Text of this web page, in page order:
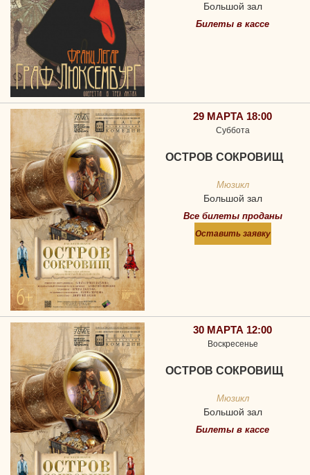
Большой зал
Билеты в кассе
29 МАРТА 18:00
Суббота
ОСТРОВ СОКРОВИЩ
Мюзикл
Большой зал
Все билеты проданы
Оставить заявку
30 МАРТА 12:00
Воскресенье
ОСТРОВ СОКРОВИЩ
Мюзикл
Большой зал
Билеты в кассе